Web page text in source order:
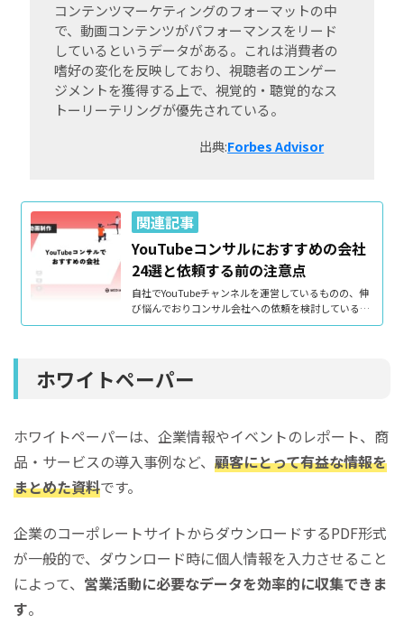
コンテンツマーケティングのフォーマットの中
で、動画コンテンツがパフォーマンスをリード
しているというデータがある。これは消費者の
嗜好の変化を反映しており、視聴者のエンゲー
ジメントを獲得する上で、視覚的・聴覚的なス
トーリーテリングが優先されている。
出典:Forbes Advisor
YouTubeコンサルにおすすめの会社
24選と依頼する前の注意点
自社でYouTubeチャンネルを運営しているものの、伸
び悩んでおりコンサル会社への依頼を検討している方
も多いのではないでしょうか？伸び悩んでいるYouTu
ます。今回の記事ではおすすめのYouTubeコンサル会
社24社と、YouTubeコンサルを依頼する際の費用相
できるおすすめ会社24選ここまで、YouTubeコンサル
を依頼する場合の費用相場を...
ホワイトペーパー
ホワイトペーパーは、企業情報やイベントのレポート、商
品・サービスの導入事例など、 顧客にとって有益な情報を
まとめた資料です。
企業のコーポレートサイトからダウンロードするPDF形式
が一般的で、ダウンロード時に個人情報を入力させること
によって、 営業活動に必要なデータを効率的に収集できま
す。